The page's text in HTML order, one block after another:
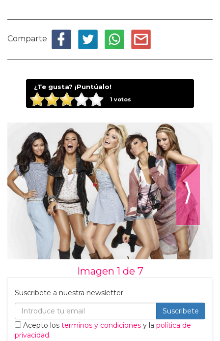
Comparte
¿Te gusta? ¡Puntúalo!
1 votos
⟩
Imagen 1 de 7
Suscribete a nuestra newsletter:
Suscribete
Acepto los terminos y condiciones y la política de
privacidad.